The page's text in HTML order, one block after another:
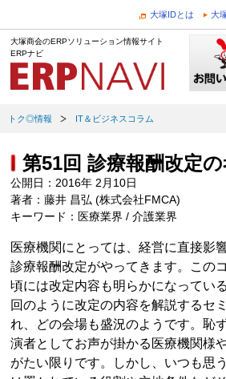
大塚IDとは 大
大塚商会のERPソリューション情報サイト
ERPナビ
トク◎情報 IT＆ビジネスコラム
第51回 診療報酬改定
公開日：2016年 2月10日
著者：藤井 昌弘 (株式会社FMCA)
キーワード：医療業界 / 介護業界
医療機関にとっては、経営に直接影
診療報酬改定がやってきます。この
頃には改定内容も明らかになってい
回のように改定の内容を解説するセ
れ、どの会場も盛況のようです。恥
演者としてお声が掛かる医療機関様
がたい限りです。しかし、いつも思